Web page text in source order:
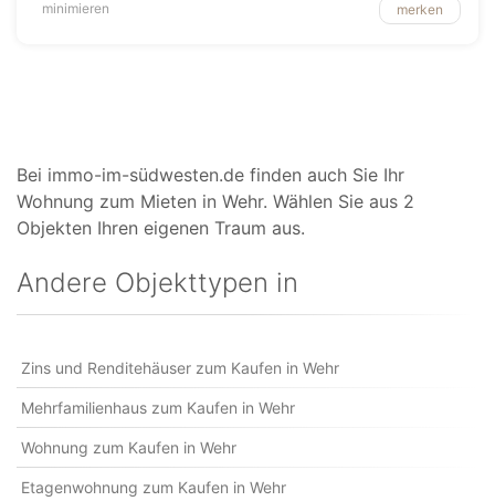
minimieren merken
Bei immo-im-südwesten.de finden auch Sie Ihr
Wohnung zum Mieten in Wehr. Wählen Sie aus 2
Objekten Ihren eigenen Traum aus.
Andere Objekttypen in
Zins und Renditehäuser zum Kaufen in Wehr
Mehrfamilienhaus zum Kaufen in Wehr
Wohnung zum Kaufen in Wehr
Etagenwohnung zum Kaufen in Wehr